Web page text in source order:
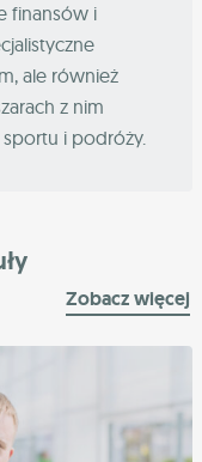
finansów i
ale również
z nim
sportu i podróży.
Zobacz więcej